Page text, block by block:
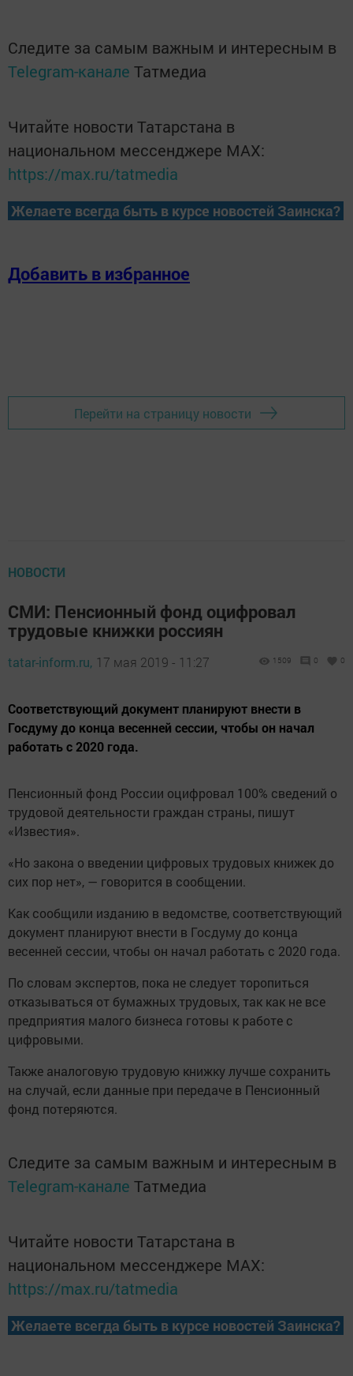
Следите за самым важным и интересным в
Telegram-канале Татмедиа
Читайте новости Татарстана в
национальном мессенджере MАХ:
https://max.ru/tatmedia
Желаете всегда быть в курсе новостей Заинска?
Добавить в избранное
Перейти на страницу новости
НОВОСТИ
СМИ: Пенсионный фонд оцифровал
трудовые книжки россиян
tatar-inform.ru, 17 мая 2019 - 11:27 1509 0 0
Cоответствующий документ планируют внести в
Госдуму до конца весенней сессии, чтобы он начал
работать с 2020 года.
Пенсионный фонд России оцифровал 100% сведений о
трудовой деятельности граждан страны, пишут
«Известия».
«Но закона о введении цифровых трудовых книжек до
сих пор нет», — говорится в сообщении.
Как сообщили изданию в ведомстве, соответствующий
документ планируют внести в Госдуму до конца
весенней сессии, чтобы он начал работать с 2020 года.
По словам экспертов, пока не следует торопиться
отказываться от бумажных трудовых, так как не все
предприятия малого бизнеса готовы к работе с
цифровыми.
Также аналоговую трудовую книжку лучше сохранить
на случай, если данные при передаче в Пенсионный
фонд потеряются.
Следите за самым важным и интересным в
Telegram-канале Татмедиа
Читайте новости Татарстана в
национальном мессенджере MАХ:
https://max.ru/tatmedia
Желаете всегда быть в курсе новостей Заинска?